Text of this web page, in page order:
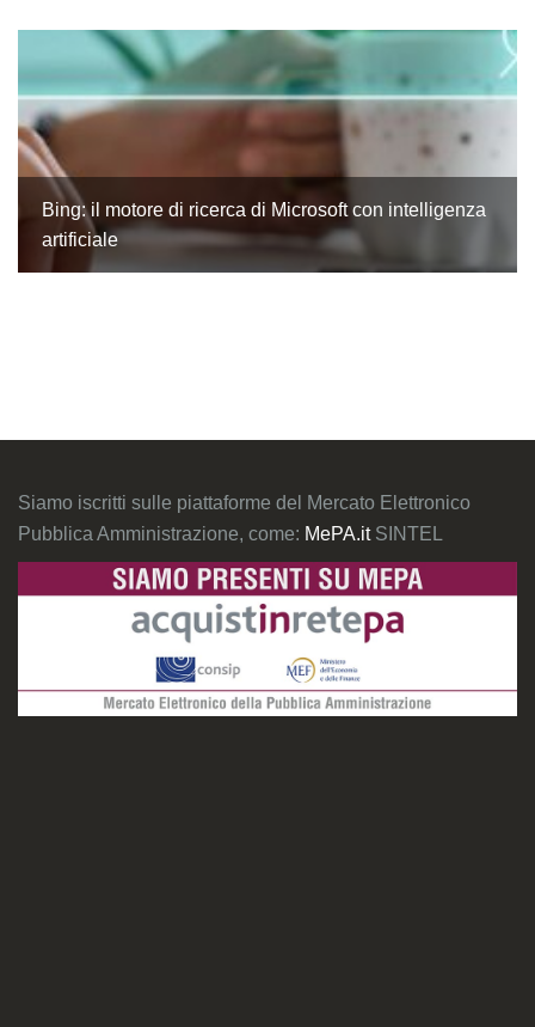
Bing: il motore di ricerca di Microsoft con intelligenza
artificiale
Siamo iscritti sulle piattaforme del Mercato Elettronico
Pubblica Amministrazione, come: MePA.it SINTEL